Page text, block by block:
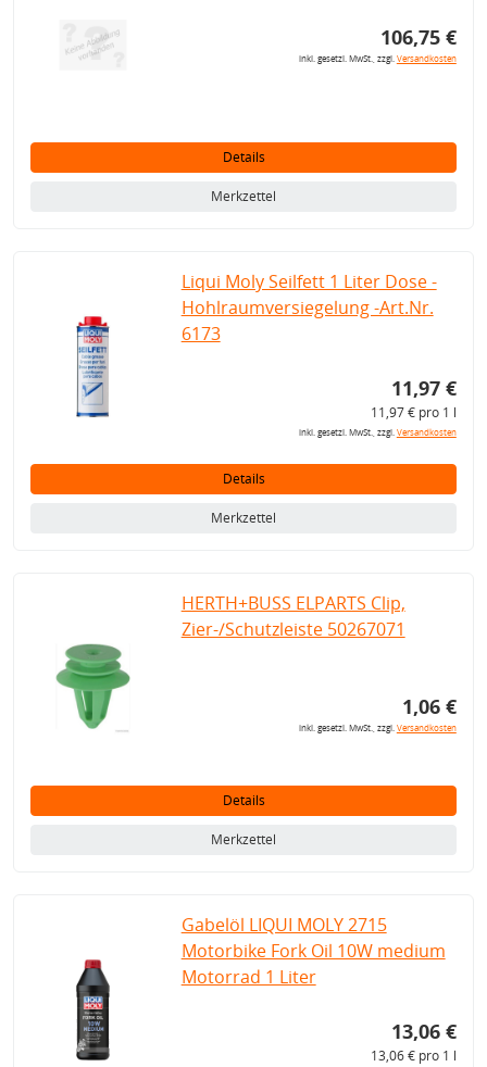
106,75 €
inkl. gesetzl. MwSt., zzgl.Versandkosten
Details
Merkzettel
Liqui Moly Seilfett 1 Liter Dose -
Hohlraumversiegelung -Art.Nr.
6173
11,97 €
11,97 € pro 1 l
inkl. gesetzl. MwSt., zzgl.Versandkosten
Details
Merkzettel
HERTH+BUSS ELPARTS Clip,
Zier-/Schutzleiste 50267071
1,06 €
inkl. gesetzl. MwSt., zzgl.Versandkosten
Details
Merkzettel
Gabelöl LIQUI MOLY 2715
Motorbike Fork Oil 10W medium
Motorrad 1 Liter
13,06 €
13,06 € pro 1 l